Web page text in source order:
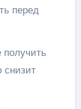
перед
снизит